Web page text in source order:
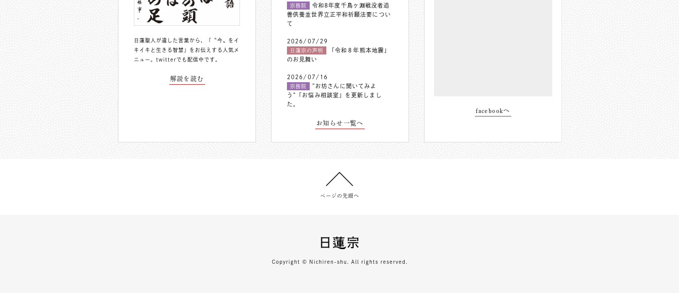
日蓮聖人が遺した言葉から、「〝今〟をイ
キイキと生きる智慧」をお伝えする人気メ
ニュー。 twitterでも配信中 です。
解説を読む
宗務院
令和8年度千鳥ヶ淵戦没者追
善供養並世界立正平和祈願法要につい
て
2026/07/29
日蓮宗の声明
「令和８年熊本地震」
のお見舞い
2026/07/16
宗務院
”お坊さんに聞いてみよ
う”「お悩み相談室」を更新しまし
た。
お知らせ一覧へ
facebookへ
ページの先頭へ
Copyright © Nichiren-shu. All rights reserved.